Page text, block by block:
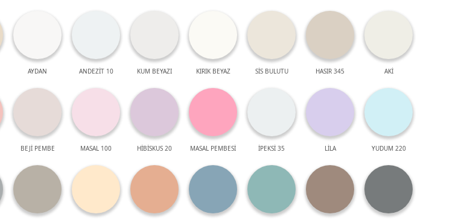
AYDAN ANDEZİT 10 KUM BEYAZI KIRIK BEYAZ SİS BULUTU HASIR 345 AKİ
BEJİ PEMBE MASAL 100 HİBİSKUS 20 MASAL PEMBESİ İPEKSİ 35 LİLA YUDUM 220